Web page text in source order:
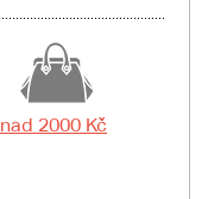
nad 2000 Kč